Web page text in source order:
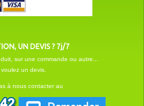
UN DEVIS ? 7j/7
sur une commande ou autre...
un devis.
à nous contacter au